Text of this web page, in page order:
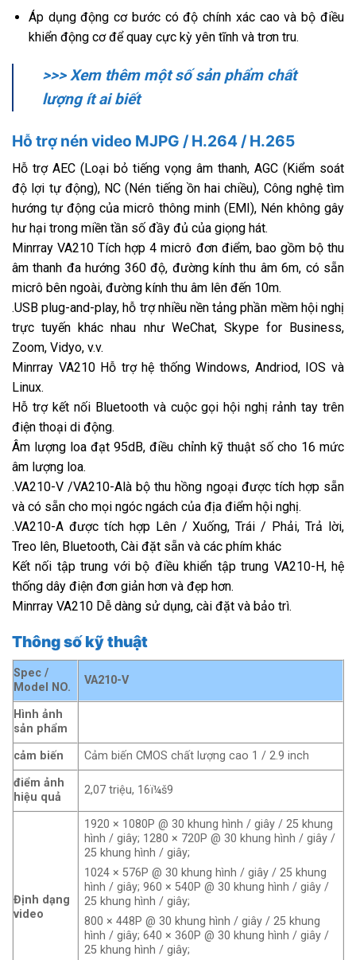
Áp dụng động cơ bước có độ chính xác cao và bộ điều
khiển động cơ để quay cực kỳ yên tĩnh và trơn tru.
>>> Xem thêm một số sản phẩm chất
lượng ít ai biết
Hỗ trợ nén video MJPG / H.264 / H.265
Hỗ trợ AEC (Loại bỏ tiếng vọng âm thanh, AGC (Kiểm soát
độ lợi tự động), NC (Nén tiếng ồn hai chiều), Công nghệ tìm
hướng tự động của micrô thông minh (EMI), Nén không gây
hư hại trong miền tần số đầy đủ của giọng hát.
Minrray VA210 Tích hợp 4 micrô đơn điểm, bao gồm bộ thu
âm thanh đa hướng 360 độ, đường kính thu âm 6m, có sẵn
micrô bên ngoài, đường kính thu âm lên đến 10m.
.USB plug-and-play, hỗ trợ nhiều nền tảng phần mềm hội nghị
trực tuyến khác nhau như WeChat, Skype for Business,
Zoom, Vidyo, v.v.
Minrray VA210 Hỗ trợ hệ thống Windows, Andriod, IOS và
Linux.
Hỗ trợ kết nối Bluetooth và cuộc gọi hội nghị rảnh tay trên
điện thoại di động.
Âm lượng loa đạt 95dB, điều chỉnh kỹ thuật số cho 16 mức
âm lượng loa.
.VA210-V /VA210-Alà bộ thu hồng ngoại được tích hợp sẵn
và có sẵn cho mọi ngóc ngách của địa điểm hội nghị.
.VA210-A được tích hợp Lên / Xuống, Trái / Phải, Trả lời,
Treo lên, Bluetooth, Cài đặt sẵn và các phím khác
Kết nối tập trung với bộ điều khiển tập trung VA210-H, hệ
thống dây điện đơn giản hơn và đẹp hơn.
Minrray VA210 Dễ dàng sử dụng, cài đặt và bảo trì.
Thông số kỹ thuật
Spec /
Model NO.
VA210-V
Hình ảnh
sản phẩm
cảm biến
Cảm biến CMOS chất lượng cao 1 / 2.9 inch
điểm ảnh
hiệu quả
2,07 triệu, 16ï¼š9
Định dạng
video
1920 × 1080P @ 30 khung hình / giây / 25 khung
hình / giây; 1280 × 720P @ 30 khung hình / giây /
25 khung hình / giây;
1024 × 576P @ 30 khung hình / giây / 25 khung
hình / giây; 960 × 540P @ 30 khung hình / giây /
25 khung hình / giây;
800 × 448P @ 30 khung hình / giây / 25 khung
hình / giây; 640 × 360P @ 30 khung hình / giây /
25 khung hình / giây;